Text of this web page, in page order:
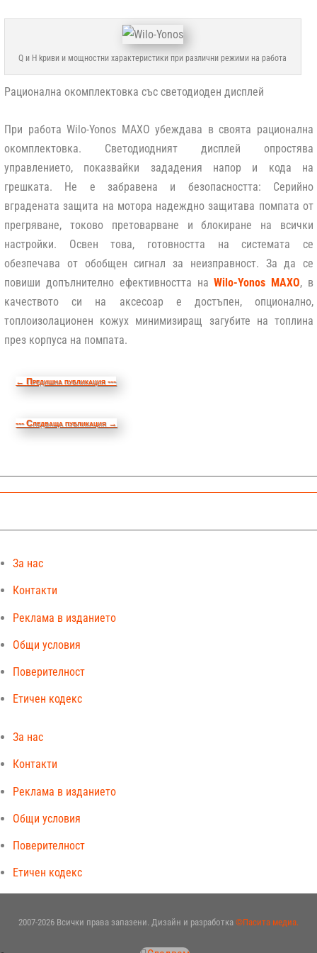
Q и H kриви и мощностни характеристики при различни режими на работа
Рационална окомплектовка със светодиоден дисплей
При работа Wilo-Yonos MAXO убеждава в своята рационална
окомплектовка. Светодиодният дисплей опростява
управлението, показвайки зададения напор и кода на
грешката. Не е забравена и безопасността: Серийно
вградената защита на мотора надеждно защитава помпата от
прегряване, токово претоварване и блокиране на всички
настройки. Освен това, готовността на системата се
обезпечава от обобщен сигнал за неизправност. За да се
повиши допълнително ефективността наWilo-Yonos MAXO, в
качеството си на аксесоар е достъпен, опционално,
топлоизолационен кожух минимизиращ загубите на топлина
през корпуса на помпата.
← Предишна публикация ---
--- Следваща публикация →
За нас
Контакти
Реклама в изданието
Общи условия
Поверителност
Етичен кодекс
За нас
Контакти
Реклама в изданието
Общи условия
Поверителност
Етичен кодекс
2007-2026 Всички права запазени. Дизайн и разработка ©Пасита медиа.